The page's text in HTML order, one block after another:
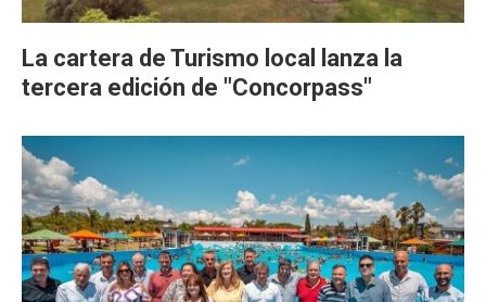
La cartera de Turismo local lanza la
tercera edición de "Concorpass"